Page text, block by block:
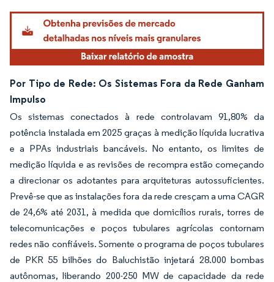
Por Tipo de Rede: Os Sistemas Fora da Rede Ganham
Impulso
Os sistemas conectados à rede controlavam 91,80% da
potência instalada em 2025 graças à medição líquida lucrativa
e a PPAs industriais bancáveis. No entanto, os limites de
medição líquida e as revisões de recompra estão começando
a direcionar os adotantes para arquiteturas autossuficientes.
Prevê-se que as instalações fora da rede cresçam a uma CAGR
de 24,6% até 2031, à medida que domicílios rurais, torres de
telecomunicações e poços tubulares agrícolas contornam
redes não confiáveis. Somente o programa de poços tubulares
de PKR 55 bilhões do Baluchistão injetará 28.000 bombas
autônomas, liberando 200-250 MW de capacidade da rede